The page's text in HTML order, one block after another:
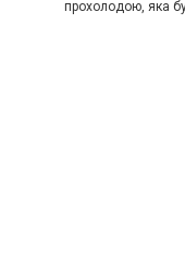
прохолодою, яка